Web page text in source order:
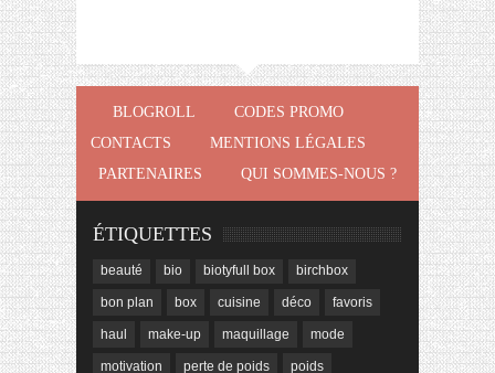
BLOGROLL
CODES PROMO
CONTACTS
MENTIONS LÉGALES
PARTENAIRES
QUI SOMMES-NOUS ?
ÉTIQUETTES
beauté bio biotyfull box birchbox
bon plan box cuisine déco favoris
haul make-up maquillage mode
motivation perte de poids poids